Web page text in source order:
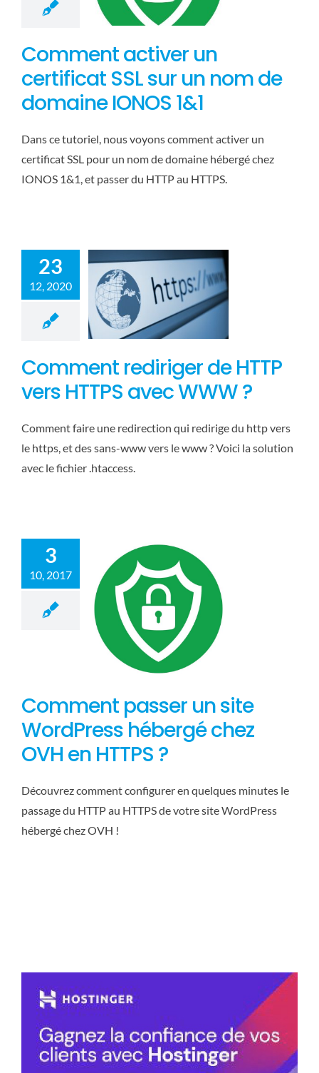
Comment activer un
certificat SSL sur un nom de
domaine IONOS 1&1
Dans ce tutoriel, nous voyons comment activer un
certificat SSL pour un nom de domaine hébergé chez
IONOS 1&1, et passer du HTTP au HTTPS.
23
12, 2020
Web
Comment rediriger de HTTP
vers HTTPS avec WWW ?
Comment faire une redirection qui redirige du http vers
le https, et des sans-www vers le www ? Voici la solution
avec le fichier .htaccess.
3
10, 2017
Comment passer
un site WordPress
Comment passer un site
WordPress hébergé chez
OVH en HTTPS ?
Découvrez comment configurer en quelques minutes le
passage du HTTP au HTTPS de votre site WordPress
hébergé chez OVH !